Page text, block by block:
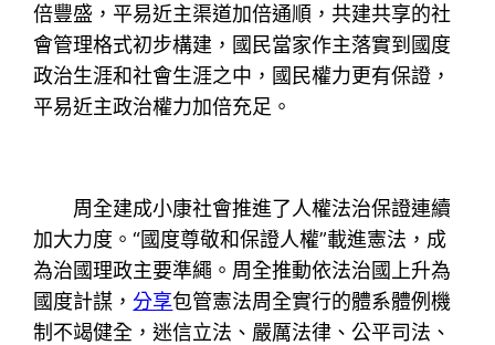
倍豐盛，平易近主渠道加倍通順，共建共享的社
會管理格式初步構建，國民當家作主落實到國度
政治生涯和社會生涯之中，國民權力更有保證，
平易近主政治權力加倍充足。
周全建成小康社會推進了人權法治保證連續
加大力度。“國度尊敬和保證人權”載進憲法，成
為治國理政主要準繩。周全推動依法治國上升為
國度計謀，分享包管憲法周全實行的體系體例機
制不竭健全，迷信立法、嚴厲法律、公平司法、